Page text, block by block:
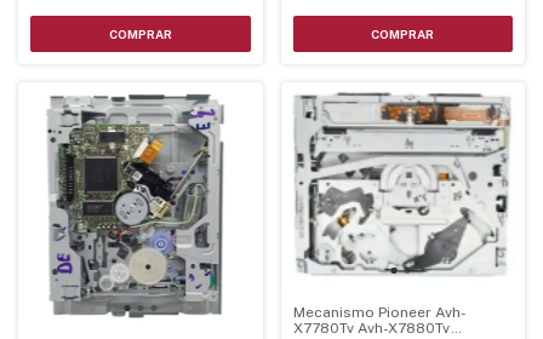
Mecanismo Pioneer Avh-
X7780Tv Avh-X7880Tv